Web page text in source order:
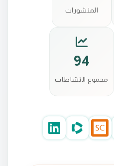
المنشورات
94
مجموع النشاطات